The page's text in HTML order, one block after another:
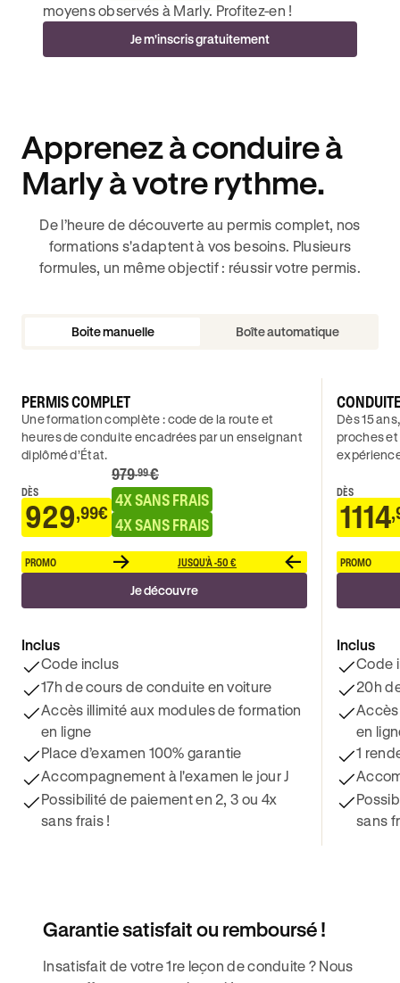
moyens observés à Marly. Profitez-en !
Je m'inscris gratuitement
Apprenez à conduire à
Marly à votre rythme.
De l’heure de découverte au permis complet, nos
formations s'adaptent à vos besoins. Plusieurs
formules, un même objectif : réussir votre permis.
Boite manuelle Boîte automatique
PERMIS COMPLET
Une formation complète : code de la route et
heures de conduite encadrées par un enseignant
diplômé d’État.
DÈS
929,99€
979 .99€
4X SANS FRAIS
4X SANS FRAIS
PROMO JUSQU'À -50 €
Je découvre
Inclus
Code inclus
17h de cours de conduite en voiture
Accès illimité aux modules de formation
en ligne
Place d’examen 100% garantie
Accompagnement à l'examen le jour J
Possibilité de paiement en 2, 3 ou 4x
sans frais !
Dès 15
proches
DÈS
1114
PROMO
Inclus
Code
20h
en
1
sans
Garantie satisfait ou remboursé !
Insatisfait de votre 1re leçon de conduite ? Nous